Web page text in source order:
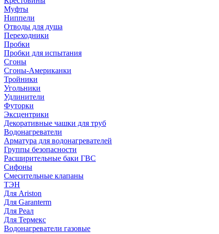
Муфты
Ниппели
Отводы для душа
Переходники
Пробки
Пробки для испытания
Сгоны
Сгоны-Американки
Тройники
Угольники
Удлинители
Футорки
Эксцентрики
Декоративные чашки для труб
Водонагреватели
Арматура для водонагревателей
Группы безопасности
Расширительные баки ГВС
Сифоны
Смесительные клапаны
ТЭН
Для Ariston
Для Garanterm
Для Реал
Для Термекс
Водонагреватели газовые